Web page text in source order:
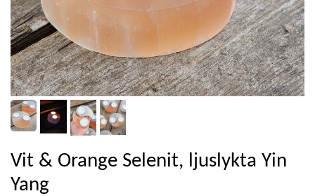
Vit & Orange Selenit, ljuslykta Yin
Yang